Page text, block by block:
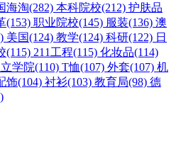
海淘(282) 本科院校(212) 护肤品
(153) 职业院校(145) 服装(136) 澳
美国(124) 教学(124) 科研(122) 日
(115) 211工程(115) 化妆品(114)
学院(110) T恤(107) 外套(107) 机
饰(104) 衬衫(103) 教育局(98) 德